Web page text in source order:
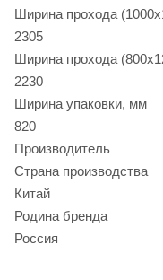
Ширина прохода
2305
Ширина прохода
2230
Ширина упаковки, мм
820
Производитель
Страна производства
Китай
Родина бренда
Россия